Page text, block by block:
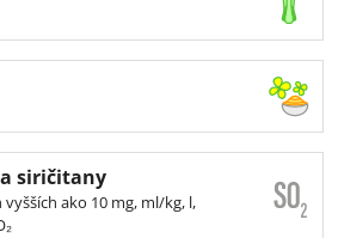
siričitany
ako 10 mg, ml/kg, l,